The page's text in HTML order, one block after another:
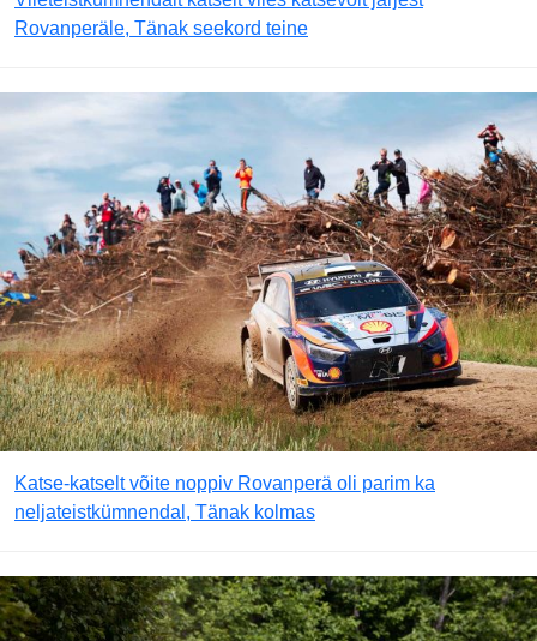
Rovanperäle, Tänak seekord teine
Katse-katselt võite noppiv Rovanperä oli parim ka
neljateistkümnendal, Tänak kolmas